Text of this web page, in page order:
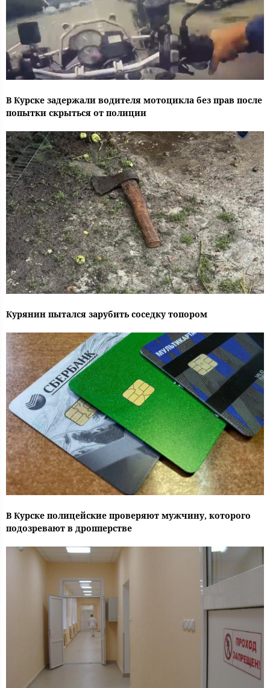
В Курске задержали водителя мотоцикла без прав после
попытки скрыться от полиции
Курянин пытался зарубить соседку топором
В Курске полицейские проверяют мужчину, которого
подозревают в дропперстве